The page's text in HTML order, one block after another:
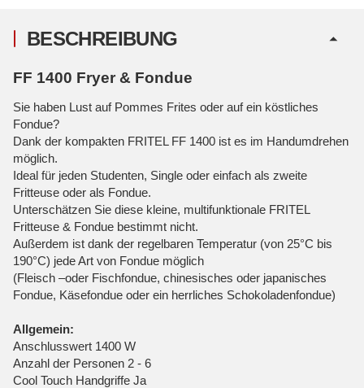
BESCHREIBUNG
FF 1400 Fryer & Fondue
Sie haben Lust auf Pommes Frites oder auf ein köstliches
Fondue?
Dank der kompakten FRITEL FF 1400 ist es im Handumdrehen
möglich.
Ideal für jeden Studenten, Single oder einfach als zweite
Fritteuse oder als Fondue.
Unterschätzen Sie diese kleine, multifunktionale FRITEL
Fritteuse & Fondue bestimmt nicht.
Außerdem ist dank der regelbaren Temperatur (von 25°C bis
190°C) jede Art von Fondue möglich
(Fleisch –oder Fischfondue, chinesisches oder japanisches
Fondue, Käsefondue oder ein herrliches Schokoladenfondue)
Allgemein:
Anschlusswert 1400 W
Anzahl der Personen 2 - 6
Cool Touch Handgriffe Ja